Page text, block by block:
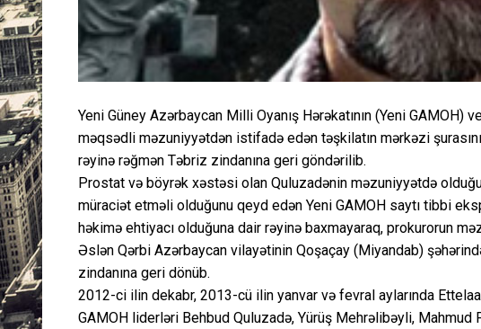
Yeni Güney Azərbaycan Milli Oyanış Hərəkatının (Yeni
məqsədli məzuniyyətdən istifadə edən təşkilatın mərkəzi
rəyinə rəğmən Təbriz zindanına geri göndərilib.
Prostat və böyrək xəstəsi olan Quluzadənin məzuniyyətdə
müraciət etməli olduğunu qeyd edən Yeni GAMOH saytı tibbi
həkimə ehtiyacı olduğuna dair rəyinə baxmayaraq, prokurorun
Əslən Qərbi Azərbaycan vilayətinin Qoşaçay (Miyandab)
zindanına geri dönüb.
2012-ci ilin dekabr, 2013-cü ilin yanvar və fevral aylarında
GAMOH liderləri Behbud Quluzadə, Yürüş Mehrəlibəyli,